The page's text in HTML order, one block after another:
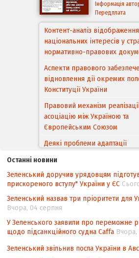
Інформація
Передплата
Контент-аналіз
національних інтересів у
нормативно-правових
Аспекти правового
відновлення дії окремих
Конституції України
Правовий механізм
асоціацію між Україною та
Європейським Cоюзом
Деякі проблеми адаптації
походження товарів
Угоди про торговельні
інтелектуальної власності
контексті євроінтеграції
Аналіз виборчого
невизначеності механізму
підрахунку голосів виборців
Інформаційна безпека
Останні новини
Зеленський доручив урядовцям
прискореного вступу" України у ЄС
Зеленський назвав три пріоритети для
Вчора, 04 серпня
У Зеленського заявили про переможне
щодо підсанкційного судна Caffa
Зеленський звільнив посла України в